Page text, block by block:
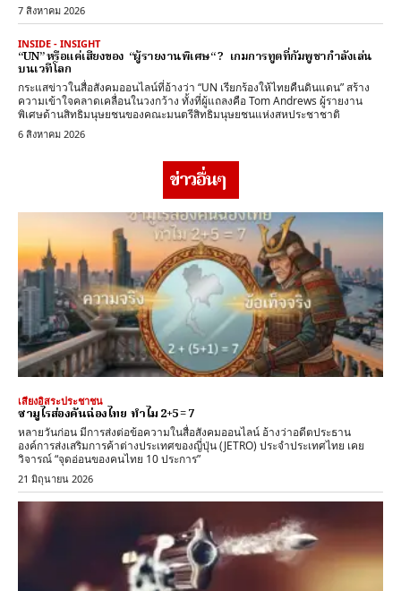
7 สิงหาคม 2026
INSIDE - INSIGHT
“UN” หรือแค่เสียงของ “ผู้รายงานพิเศษ“ ? เกมการทูตที่กัมพูชากำลังเล่น
บนเวทีโลก
กระแสข่าวในสื่อสังคมออนไลน์ที่อ้างว่า “UN เรียกร้องให้ไทยคืนดินแดน” สร้าง
ความเข้าใจคลาดเคลื่อนในวงกว้าง ทั้งที่ผู้แถลงคือ Tom Andrews ผู้รายงาน
พิเศษด้านสิทธิมนุษยชนของคณะมนตรีสิทธิมนุษยชนแห่งสหประชาชาติ
6 สิงหาคม 2026
ข่าวอื่นๆ
เสียงอิสระประชาชน
ซามูไรส่องคันฉ่องไทย ทำไม 2+5 = 7
หลายวันก่อน มีการส่งต่อข้อความในสื่อสังคมออนไลน์ อ้างว่าอดีตประธาน
องค์การส่งเสริมการค้าต่างประเทศของญี่ปุ่น (JETRO) ประจำประเทศไทย เคย
วิจารณ์ “จุดอ่อนของคนไทย 10 ประการ”
21 มิถุนายน 2026